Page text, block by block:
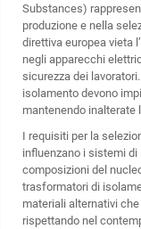
Substances)
produzione e nella
direttiva europea vieta
negli apparecchi
sicurezza dei
isolamento devono
mantenendo inalterate
I requisiti per la
influenzano i sistemi
composizioni del
trasformatori di
materiali alternativi
rispettando nel